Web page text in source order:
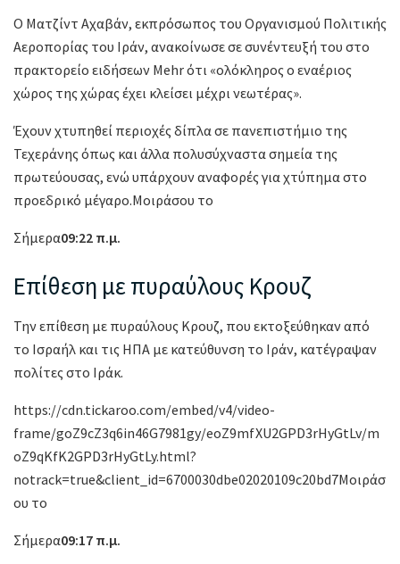
Ο Ματζίντ Αχαβάν, εκπρόσωπος του Οργανισμού Πολιτικής
Αεροπορίας του Ιράν, ανακοίνωσε σε συνέντευξή του στο
πρακτορείο ειδήσεων Mehr ότι «ολόκληρος ο εναέριος
χώρος της χώρας έχει κλείσει μέχρι νεωτέρας».
Έχουν χτυπηθεί περιοχές δίπλα σε πανεπιστήμιο της
Τεχεράνης όπως και άλλα πολυσύχναστα σημεία της
πρωτεύουσας, ενώ υπάρχουν αναφορές για χτύπημα στο
προεδρικό μέγαρο.Μοιράσου το
Σήμερα09:22 π.μ.
Επίθεση με πυραύλους Κρουζ
Την επίθεση με πυραύλους Κρουζ, που εκτοξεύθηκαν από
το Ισραήλ και τις ΗΠΑ με κατεύθυνση το Ιράν, κατέγραψαν
πολίτες στο Ιράκ.
https://cdn.tickaroo.com/embed/v4/video-
frame/goZ9cZ3q6in46G7981gy/eoZ9mfXU2GPD3rHyGtLv/m
oZ9qKfK2GPD3rHyGtLy.html?
notrack=true&client_id=6700030dbe02020109c20bd7Μοιράσ
ου το
Σήμερα09:17 π.μ.